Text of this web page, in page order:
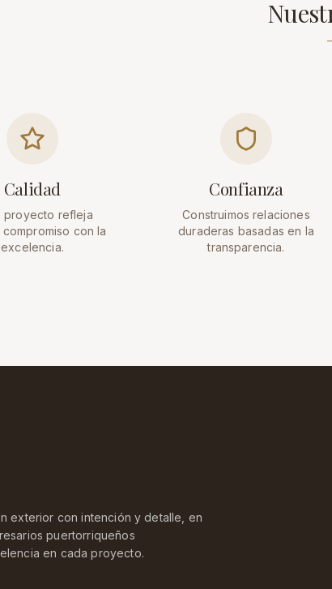
Calidad
proyecto refleja
con la
excelencia.
Confianza
Construimos relaciones
duraderas basadas en la
transparencia.
exterior con intención y detalle, en
puertorriqueños
en cada proyecto.